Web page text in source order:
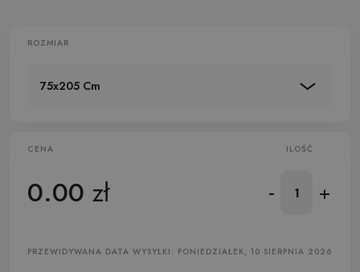
ROZMIAR
75x205 Cm
CENA
0.00 zł
ILOŚĆ
- +
PRZEWIDYWANA DATA WYSYŁKI: PONIEDZIAŁEK, 10 SIERPNIA 2026